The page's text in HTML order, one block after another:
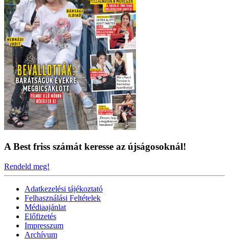
A Best friss számát keresse az újságosoknál!
Rendeld meg!
Adatkezelési tájékoztató
Felhasználási Feltételek
Médiaajánlat
Előfizetés
Impresszum
Archívum